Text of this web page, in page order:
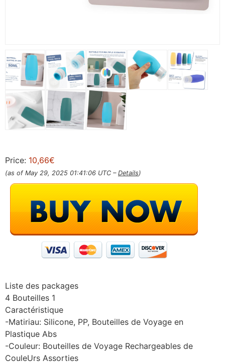
Price: 10,66€
(as of May 29, 2025 01:41:06 UTC – Details)
Liste des packages
4 Bouteilles 1
Caractéristique
-Matiriau: Silicone, PP, Bouteilles de Voyage en
Plastique Abs
-Couleur: Bouteilles de Voyage Rechargeables de
CouleUrs Assorties